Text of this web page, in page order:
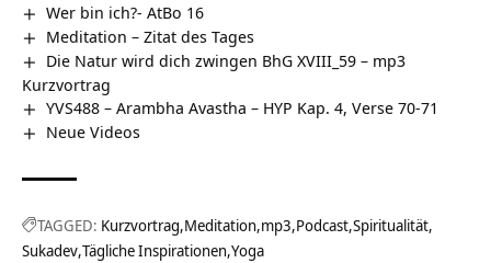
Wer bin ich?- AtBo 16
Meditation – Zitat des Tages
Die Natur wird dich zwingen BhG XVIII_59 – mp3
Kurzvortrag
YVS488 – Arambha Avastha – HYP Kap. 4, Verse 70-71
Neue Videos
TAGGED: Kurzvortrag Meditation mp3 Podcast Spiritualität
Sukadev Tägliche Inspirationen Yoga